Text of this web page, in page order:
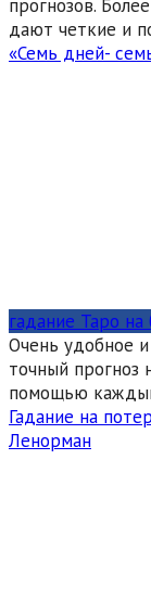
прогнозов.
дают четкие и
«Семь дней-
гадание Таро
Очень удобное
точный прогноз
помощью
Гадание на
Ленорман